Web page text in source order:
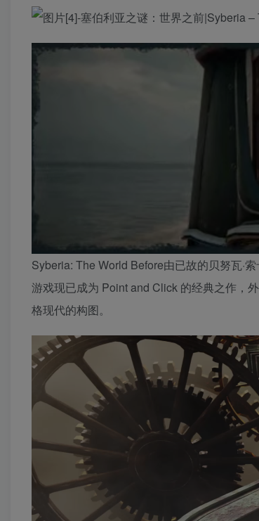
Syberia: The World Before由已故的贝努瓦·
游戏现已成为 Point and Click 的经典之作，
格现代的构图。